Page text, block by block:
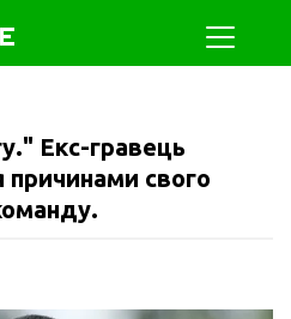
Екс-гравець
причинами свого